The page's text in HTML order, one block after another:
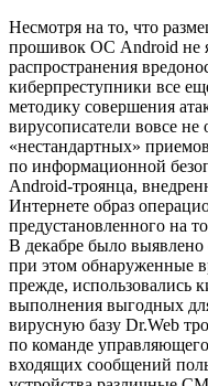
Несмотря на то, что
прошивок ОС Android не
распространения
киберпреступники все
методику совершения
вирусописатели вовсе не
«нестандартных»
по информационной
Android-троянца,
Интернете образ
предустановленного на
В декабре было выявлено
при этом обнаруженные
прежде, использовались
выполнения выгодных
вирусную базу Dr.Web
по команде
входящих сообщений